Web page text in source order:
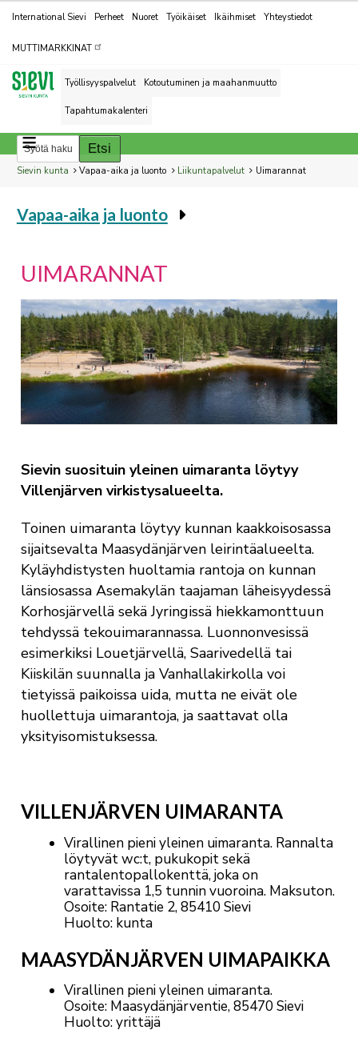
Kohderyhmät
International Sievi Perheet Nuoret Työikäiset Ikäihmiset Yhteystiedot
MUTTIMARKKINAT
Työllisyyspalvelut Kotoutuminen ja maahanmuutto
Tapahtumakalenteri
Breadcrumbs
You
here:
Sievin kunta Vapaa-aika ja luonto Liikuntapalvelut Uimarannat
You
Vapaa-aika ja luonto
UIMARANNAT
Sievin suosituin yleinen uimaranta löytyy
Villenjärven virkistysalueelta.
Toinen uimaranta löytyy kunnan kaakkoisosassa
sijaitsevalta Maasydänjärven leirintäalueelta.
Kyläyhdistysten huoltamia rantoja on kunnan
länsiosassa Asemakylän taajaman läheisyydessä
Korhosjärvellä sekä Jyringissä hiekkamonttuun
tehdyssä tekouimarannassa. Luonnonvesissä
esimerkiksi Louetjärvellä, Saarivedellä tai
Kiiskilän suunnalla ja Vanhallakirkolla voi
tietyissä paikoissa uida, mutta ne eivät ole
huollettuja uimarantoja, ja saattavat olla
yksityisomistuksessa.
VILLENJÄRVEN UIMARANTA
Virallinen pieni yleinen uimaranta. Rannalta
löytyvät wc:t, pukukopit sekä
rantalentopallokenttä, joka on
varattavissa 1,5 tunnin vuoroina. Maksuton.
Osoite: Rantatie 2, 85410 Sievi
Huolto: kunta
MAASYDÄNJÄRVEN UIMAPAIKKA
Virallinen pieni yleinen uimaranta.
Osoite: Maasydänjärventie,85470 Sievi
Huolto: yrittäjä